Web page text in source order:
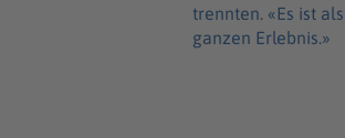
trennten. «Es ist
ganzen Erlebnis.»